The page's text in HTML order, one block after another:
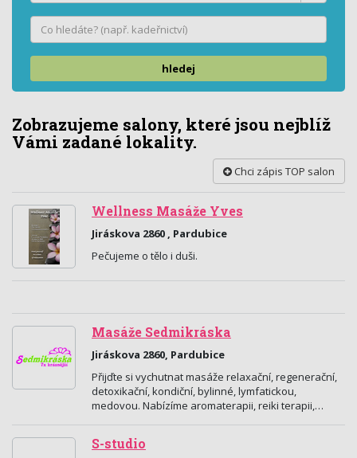
hledej
Zobrazujeme salony, které jsou nejblíž
Vámi zadané lokality.
Chci zápis TOP salon
Wellness Masáže Yves
Jiráskova 2860 , Pardubice
Pečujeme o tělo i duši.
Masáže Sedmikráska
Jiráskova 2860, Pardubice
Přijďte si vychutnat masáže relaxační, regenerační,
detoxikační, kondiční, bylinné, lymfatickou,
medovou. Nabízíme aromaterapii, reiki terapii,…
S-studio